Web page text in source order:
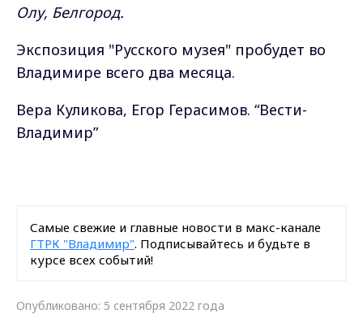
Олу, Белгород.
Экспозиция "Русского музея" пробудет во
Владимире всего два месяца.
Вера Куликова, Егор Герасимов. “Вести-
Владимир”
Самые свежие и главные новости в макс-канале
ГТРК "Владимир". Подписывайтесь и будьте в
курсе всех событий!
Опубликовано: 5 сентября 2022 года